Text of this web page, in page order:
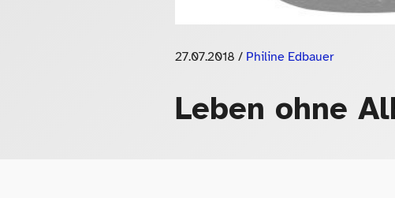
27.07.2018 / Philine Edbauer
Leben ohne